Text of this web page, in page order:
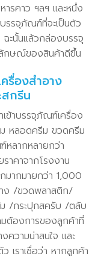
ารคาว ฯลฯ และหนึ่ง
รจุภัณฑ์ที่จะเป็นตัว
ะนั้นแล้วกล่องบรรจุ
กษณ์ของสินค้าดีขึ้น
รื่องสำอาง
กรีน
เข้าบรรจุภัณฑ์เครื่อง
หลอดครีม ขวดครีม
หลากหลายกว่า
าคาจากโรงงาน
มากมายกว่า 1,000
าง /ขวดพลาสติก/
/กระปุกสครับ /ตลับ
ต้องการของลูกค้าที่
ความน่าสนใจ และ
เราเชื่อว่า หากลูกค้า